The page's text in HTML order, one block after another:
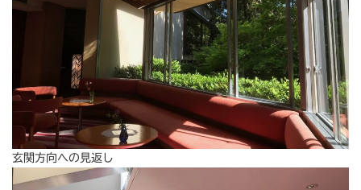
玄関方向への見返し